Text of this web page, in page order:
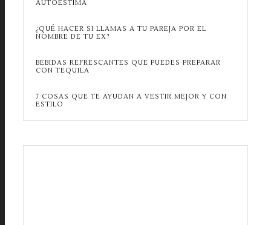
AUTOESTIMA
¿QUÉ HACER SI LLAMAS A TU PAREJA POR EL
NOMBRE DE TU EX?
BEBIDAS REFRESCANTES QUE PUEDES PREPARAR
CON TEQUILA
7 COSAS QUE TE AYUDAN A VESTIR MEJOR Y CON
ESTILO